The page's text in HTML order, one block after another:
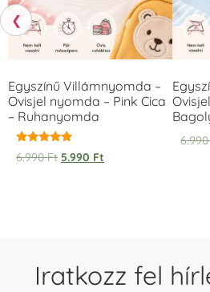
❮
Egyszínű Villámnyomda –
Ovisjel nyomda – Pink Cica
– Ruhanyomda
Értékelés:
5.00
6.990Ft 5.990 Ft
Iratkozz fel